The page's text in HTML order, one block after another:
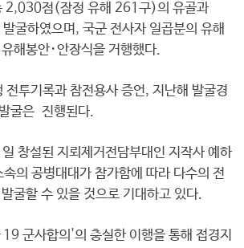
2,030점(잠정 유해 261구)의 유골과
굴하였으며, 국군 전사자 일곱분의 유해
해봉안･안장식을 거행했다.
투기록과 참전용사 증언, 지난해 발굴경
굴은 진행된다.
창설된 지뢰제거전담부대인 지작사 예하
의 공병대대가 참가함에 따라 다수의 전
굴할 수 있을 것으로 기대하고 있다.
군사합의'의 충실한 이행을 통해 접경지